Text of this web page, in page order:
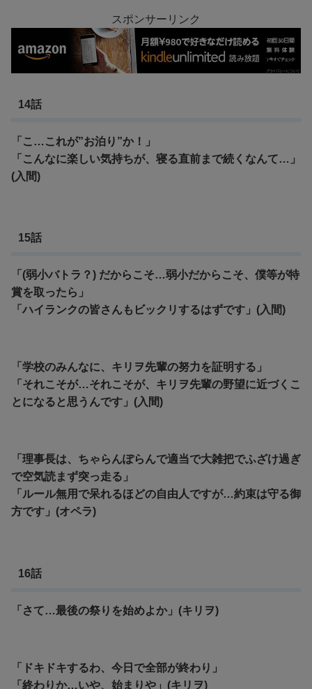
スポンサーリンク
14話
「こ…これが”お泊り”か！」
「こんなに楽しい気持ちが、寝る直前まで続くなんて…」
(入間)
15話
「(弱小バトラ？) だからこそ…弱小だからこそ、僕等が特
賞を取ったら」
「ハイランクの皆さんもビックリするはずです」(入間)
「学校のみんなに、キリヲ先輩の努力を証明する」
「それこそが…それこそが、キリヲ先輩の野望に近づくこ
とになると思うんです」(入間)
「理事長は、ちゃらんぽらんで適当で大雑把でふざけ過ぎ
で空気読まず突っ走る」
「ルール無用で呆れるほどの自由人ですが…約束は守る御
方です」(オペラ)
16話
「さて…最後の祭りを始めよか」(キリヲ)
「ドキドキするわ、今日で全部が終わり」
「終わりか…いや、始まりや」(キリヲ)